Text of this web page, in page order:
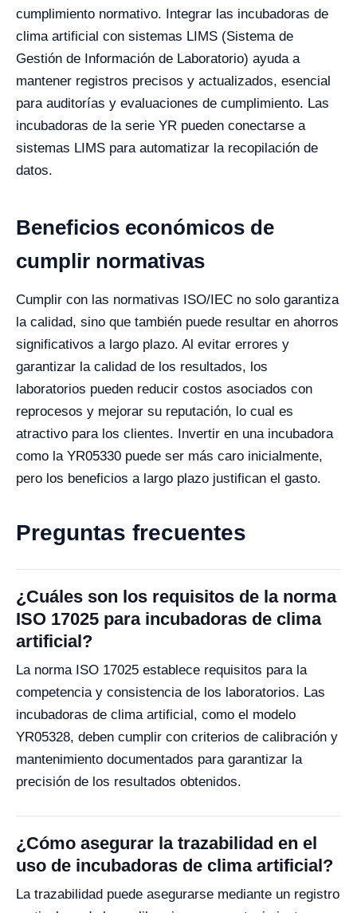
cumplimiento normativo. Integrar las incubadoras de
clima artificial con sistemas LIMS (Sistema de
Gestión de Información de Laboratorio) ayuda a
mantener registros precisos y actualizados, esencial
para auditorías y evaluaciones de cumplimiento. Las
incubadoras de la serie YR pueden conectarse a
sistemas LIMS para automatizar la recopilación de
datos.
Beneficios económicos de
cumplir normativas
Cumplir con las normativas ISO/IEC no solo garantiza
la calidad, sino que también puede resultar en ahorros
significativos a largo plazo. Al evitar errores y
garantizar la calidad de los resultados, los
laboratorios pueden reducir costos asociados con
reprocesos y mejorar su reputación, lo cual es
atractivo para los clientes. Invertir en una incubadora
como la YR05330 puede ser más caro inicialmente,
pero los beneficios a largo plazo justifican el gasto.
Preguntas frecuentes
¿Cuáles son los requisitos de la norma
ISO 17025 para incubadoras de clima
artificial?
La norma ISO 17025 establece requisitos para la
competencia y consistencia de los laboratorios. Las
incubadoras de clima artificial, como el modelo
YR05328, deben cumplir con criterios de calibración y
mantenimiento documentados para garantizar la
precisión de los resultados obtenidos.
¿Cómo asegurar la trazabilidad en el
uso de incubadoras de clima artificial?
La trazabilidad puede asegurarse mediante un registro